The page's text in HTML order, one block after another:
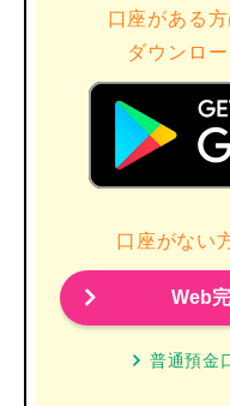
口座がある
ダウンロ
口座がない
Web
普通預金